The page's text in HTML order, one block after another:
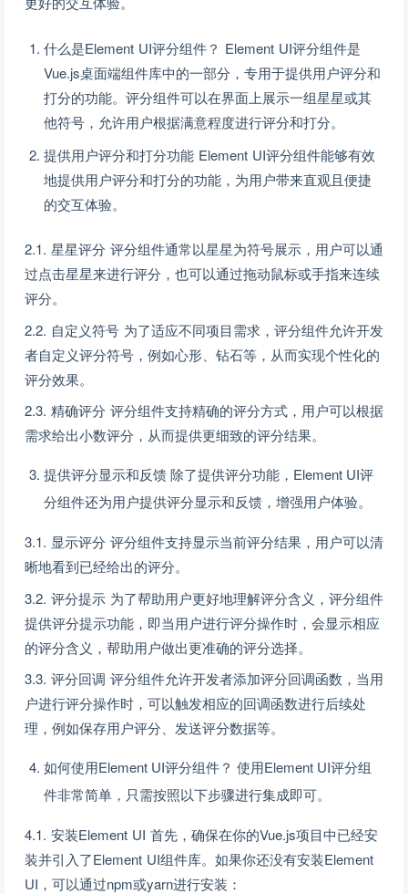
什么是Element UI评分组件？ Element UI评分组件是
Vue.js桌面端组件库中的一部分，专用于提供用户评分和
打分的功能。评分组件可以在界面上展示一组星星或其
他符号，允许用户根据满意程度进行评分和打分。
提供用户评分和打分功能 Element UI评分组件能够有效
地提供用户评分和打分的功能，为用户带来直观且便捷
的交互体验。
2.1. 星星评分 评分组件通常以星星为符号展示，用户可以通
过点击星星来进行评分，也可以通过拖动鼠标或手指来连续
评分。
2.2. 自定义符号 为了适应不同项目需求，评分组件允许开发
者自定义评分符号，例如心形、钻石等，从而实现个性化的
评分效果。
2.3. 精确评分 评分组件支持精确的评分方式，用户可以根据
需求给出小数评分，从而提供更细致的评分结果。
提供评分显示和反馈 除了提供评分功能，Element UI评
分组件还为用户提供评分显示和反馈，增强用户体验。
3.1. 显示评分 评分组件支持显示当前评分结果，用户可以清
晰地看到已经给出的评分。
3.2. 评分提示 为了帮助用户更好地理解评分含义，评分组件
提供评分提示功能，即当用户进行评分操作时，会显示相应
的评分含义，帮助用户做出更准确的评分选择。
3.3. 评分回调 评分组件允许开发者添加评分回调函数，当用
户进行评分操作时，可以触发相应的回调函数进行后续处
理，例如保存用户评分、发送评分数据等。
如何使用Element UI评分组件？ 使用Element UI评分组
件非常简单，只需按照以下步骤进行集成即可。
4.1. 安装Element UI 首先，确保在你的Vue.js项目中已经安
装并引入了Element UI组件库。如果你还没有安装Element
UI，可以通过npm或yarn进行安装：